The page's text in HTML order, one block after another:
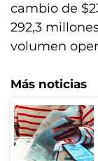
cambio de
292,3
volumen
Más noticias